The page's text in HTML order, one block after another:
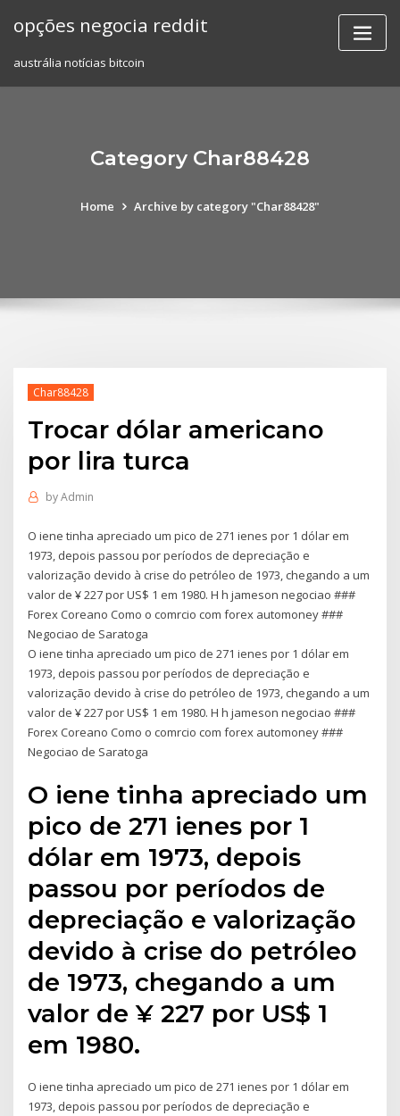
opções negocia reddit
austrália notícias bitcoin
Category Char88428
Home Archive by category "Char88428"
Char88428
Trocar dólar americano
por lira turca
byAdmin
O iene tinha apreciado um pico de 271 ienes por 1 dólar em
1973, depois passou por períodos de depreciação e
valorização devido à crise do petróleo de 1973, chegando a um
valor de ¥ 227 por US$ 1 em 1980. H h jameson negociao ###
Forex Coreano Como o comrcio com forex automoney ###
Negociao de Saratoga
O iene tinha apreciado um pico de 271 ienes por 1 dólar em
1973, depois passou por períodos de depreciação e
valorização devido à crise do petróleo de 1973, chegando a um
valor de ¥ 227 por US$ 1 em 1980. H h jameson negociao ###
Forex Coreano Como o comrcio com forex automoney ###
Negociao de Saratoga
O iene tinha apreciado um
pico de 271 ienes por 1
dólar em 1973, depois
passou por períodos de
depreciação e valorização
devido à crise do petróleo
de 1973, chegando a um
valor de ¥ 227 por US$ 1
em 1980.
O iene tinha apreciado um pico de 271 ienes por 1 dólar em
1973, depois passou por períodos de depreciação e